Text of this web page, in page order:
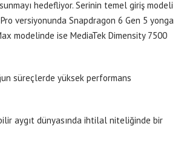
hedefliyor. Serinin temel giriş modeli
versiyonunda Snapdragon 6 Gen 5 yonga
modelinde ise MediaTek Dimensity 7500
süreçlerde yüksek performans
aygıt dünyasında ihtilal niteliğinde bir